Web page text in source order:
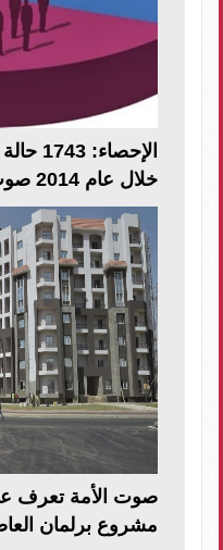
خلال عام 2014 صوت الأمة
صوت الأمة تعرف
مشروع برلمان